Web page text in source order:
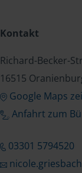
Kontakt
Richard-Becker-
16515
Google Maps
Anfahrt zum
03301 5794520